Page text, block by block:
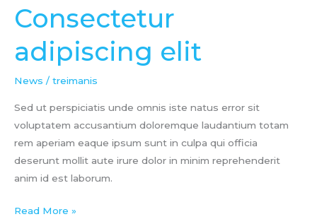
Consectetur
adipiscing elit
News / treimanis
Sed ut perspiciatis unde omnis iste natus error sit
voluptatem accusantium doloremque laudantium totam
rem aperiam eaque ipsum sunt in culpa qui officia
deserunt mollit aute irure dolor in minim reprehenderit
anim id est laborum.
Consectetur
adipiscing
elit
Read More »